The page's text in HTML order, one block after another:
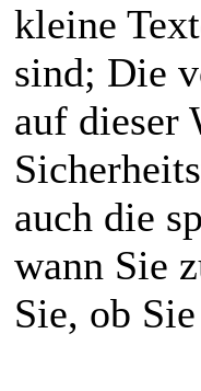
kleine
sind; Die
auf dieser
auch die
wann Sie
Sie, ob